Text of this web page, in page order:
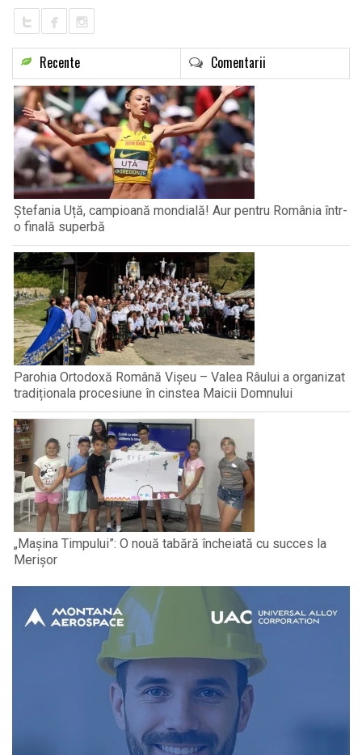
Recente Comentarii
Ștefania Uță, campioană mondială! Aur pentru România într-
o finală superbă
Parohia Ortodoxă Română Vișeu – Valea Râului a organizat
tradiționala procesiune în cinstea Maicii Domnului
„Mașina Timpului”: O nouă tabără încheiată cu succes la
Merișor